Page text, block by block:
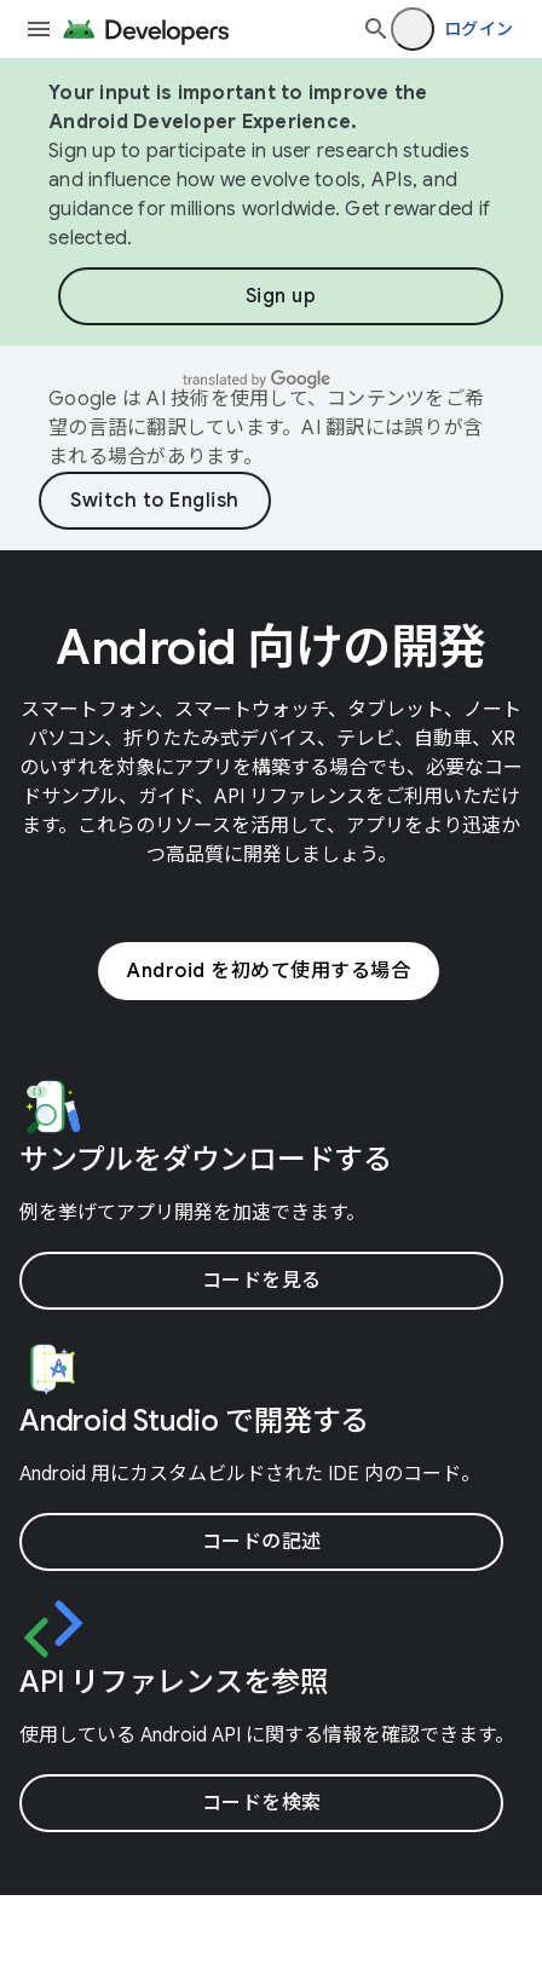
ログイン
Your input is important to improve the
Android Developer Experience.
Sign up to participate in user research studies
and influence how we evolve tools, APIs, and
guidance for millions worldwide. Get rewarded if
selected.
Sign up
Google は AI 技術を使用して、コンテンツをご希
望の言語に翻訳しています。AI 翻訳には誤りが含
まれる場合があります。
Android 向けの開発
スマートフォン、スマートウォッチ、タブレット、ノート
パソコン、折りたたみ式デバイス、テレビ、自動車、XR
のいずれを対象にアプリを構築する場合でも、必要なコー
ドサンプル、ガイド、API リファレンスをご利用いただけ
ます。これらのリソースを活用して、アプリをより迅速か
つ高品質に開発しましょう。
Android を初めて使用する場合
サンプルをダウンロードする
例を挙げてアプリ開発を加速できます。
コードを見る
Android Studio で開発する
Android 用にカスタムビルドされた IDE 内のコード。
コードの記述
API リファレンスを参照
使用している Android API に関する情報を確認できます。
コードを検索